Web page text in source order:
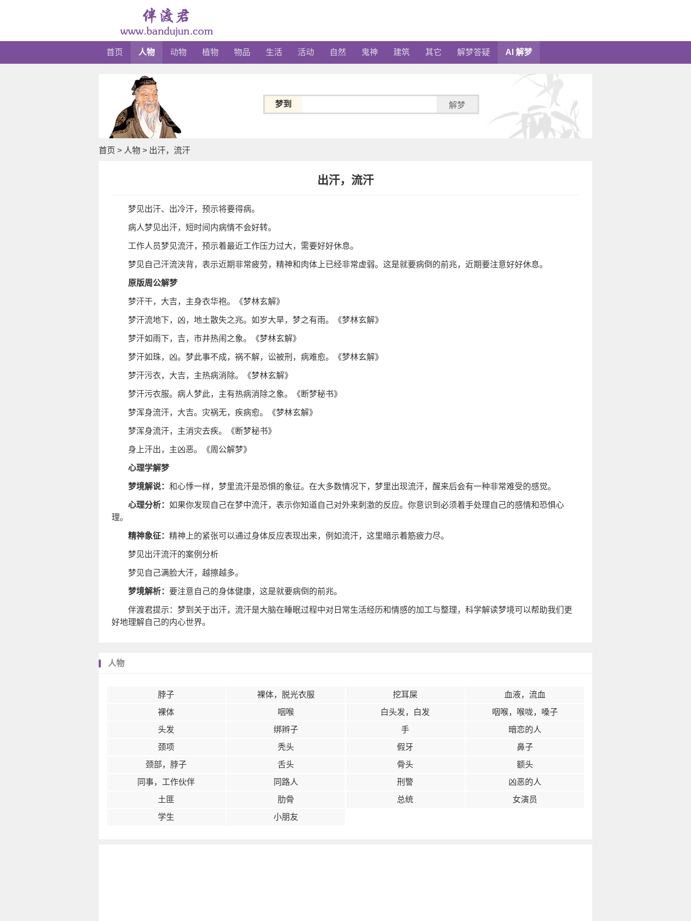
首页 人物 动物 植物 物品 生活 活动 自然 鬼神 建筑 其它 解梦答疑 AI 解梦
梦到 解梦
首页 > 人物 > 出汗，流汗
出汗，流汗
梦见出汗、出冷汗，预示将要得病。
病人梦见出汗，短时间内病情不会好转。
工作人员梦见流汗，预示着最近工作压力过大，需要好好休息。
梦见自己汗流浃背，表示近期非常疲劳，精神和肉体上已经非常虚弱。这是就要病倒的前兆，近期要注意好好休息。
原版周公解梦
梦汗干，大吉，主身衣华袍。《梦林玄解》
梦汗流地下，凶，地土散失之兆。如岁大旱，梦之有雨。《梦林玄解》
梦汗如雨下，吉，市井热闹之象。《梦林玄解》
梦汗如珠，凶。梦此事不成，祸不解，讼被刑，病难愈。《梦林玄解》
梦汗污衣，大吉，主热病消除。《梦林玄解》
梦汗污衣服。病人梦此，主有热病消除之象。《断梦秘书》
梦浑身流汗，大吉。灾祸无，疾病愈。《梦林玄解》
梦浑身流汗，主消灾去疾。《断梦秘书》
身上汗出，主凶恶。《周公解梦》
心理学解梦
梦境解说： 和心悸一样，梦里流汗是恐惧的象征。在大多数情况下，梦里出现流汗，醒来后会有一种非常难受的感觉。
心理分析： 如果你发现自己在梦中流汗，表示你知道自己对外来刺激的反应。你意识到必须着手处理自己的感情和恐惧心
理。
精神象征： 精神上的紧张可以通过身体反应表现出来，例如流汗，这里暗示着筋疲力尽。
梦见出汗流汗的案例分析
梦见自己满脸大汗，越擦越多。
梦境解析： 要注意自己的身体健康，这是就要病倒的前兆。
伴渡君提示：梦到关于出汗，流汗是大脑在睡眠过程中对日常生活经历和情感的加工与整理，科学解读梦境可以帮助我们更
好地理解自己的内心世界。
人物
脖子 裸体，脱光衣服 挖耳屎
血液，流血
裸体
咽喉 白头发，白发
咽喉，喉咙，嗓子
头发
绑辫子 手
暗恋的人
颈项
秃头 假牙
鼻子
颈部，脖子
舌头 骨头
额头
同事，工作伙伴
同路人 刑警
凶恶的人
土匪
肋骨 总统
女演员
学生
小朋友